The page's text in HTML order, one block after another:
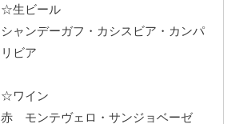
☆生ビール
シャンデーガフ・カシスビア・カンパ
リビア
☆ワイン
赤 モンテヴェロ・サンジョベーゼ